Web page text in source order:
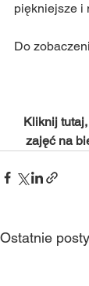
piękniejsze i
Do
Kliknij
zajęć na
Ostatnie posty